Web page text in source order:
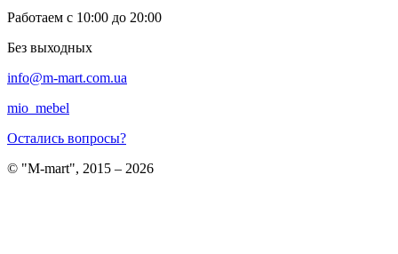
Работаем с 10:00 до 20:00
Без выходных
info@m-mart.com.ua
mio_mebel
Остались вопросы?
© "M-mart", 2015 – 2026